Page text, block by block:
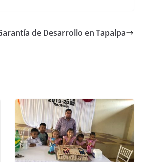
de Desarrollo en Tapalpa